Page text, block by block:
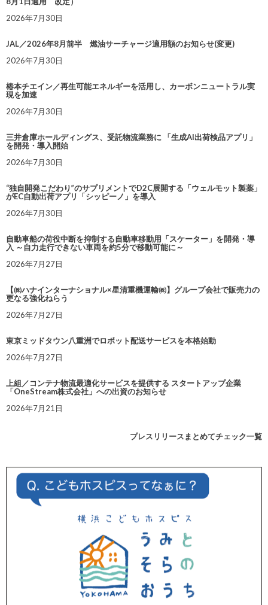
2026年7月30日
JAL／2026年8月前半 燃油サーチャージ適用額のお知らせ(変更)
2026年7月30日
椿本チエイン／再生可能エネルギーを活用し、カーボンニュートラル実
現を加速
2026年7月30日
三井倉庫ホールディングス、受託物流業務に 「生成AI出荷検品アプリ」
を開発・導入開始
2026年7月30日
“独自開発こだわり”のサプリメントでD2C展開する「ウェルモット製薬」
がEC自動出荷アプリ「シッピーノ」を導入
2026年7月30日
自動車船の荷役中断を抑制する自動車移動用「スケーター」を開発・導
入 ～自力走行できない車両を約5分で移動可能に～
2026年7月27日
【㈱ハナインターナショナル×星清重機運輸㈱】グループ会社で販売力の
更なる強化ねらう
2026年7月27日
東京ミッドタウン八重洲でロボット配送サービスを本格始動
2026年7月27日
上組／コンテナ物流最適化サービスを提供する スタートアップ企業
「OneStream株式会社」への出資のお知らせ
2026年7月21日
プレスリリースまとめてチェック一覧